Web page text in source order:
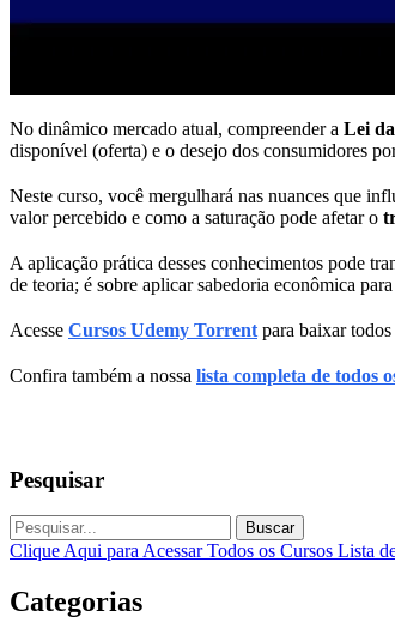
No dinâmico mercado atual, compreender a Lei
disponível (oferta) e o desejo dos consumidores
Neste curso, você mergulhará nas nuances que
valor percebido e como a saturação pode afetar o
A aplicação prática desses conhecimentos pode
de teoria; é sobre aplicar sabedoria econômica
Acesse Cursos Udemy Torrent para baixar
Confira também a nossa lista completa de todos
Pesquisar
Buscar
Clique Aqui para Acessar Todos os Cursos Lista
Categorias